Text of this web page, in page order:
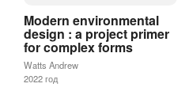
Modern environmental
design : a project primer
for complex forms
Watts Andrew
2022 год